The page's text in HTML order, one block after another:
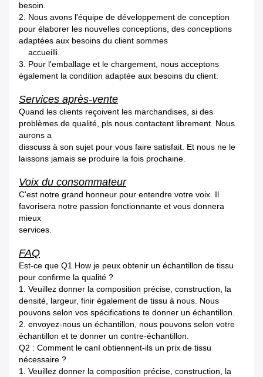
besoin.
2. Nous avons l'équipe de développement de conception
pour élaborer les nouvelles conceptions, des conceptions
adaptées aux besoins du client sommes
accueilli.
3. Pour l'emballage et le chargement, nous acceptons
également la condition adaptée aux besoins du client.
Services après-vente
Quand les clients reçoivent les marchandises, si des
problèmes de qualité, pls nous contactent librement. Nous
aurons a
disscuss à son sujet pour vous faire satisfait. Et nous ne le
laissons jamais se produire la fois prochaine.
Voix du consommateur
C'est notre grand honneur pour entendre votre voix. Il
favorisera notre passion fonctionnante et vous donnera
mieux
services.
FAQ
Est-ce que Q1.How je peux obtenir un échantillon de tissu
pour confirme la qualité ?
1. Veuillez donner la composition précise, construction, la
densité, largeur, finir également de tissu à nous. Nous
pouvons selon vos spécifications te donner un échantillon.
2. envoyez-nous un échantillon, nous pouvons selon votre
échantillon et te donner un contre-échantillon.
Q2 : Comment le canI obtiennent-ils un prix de tissu
nécessaire ?
1. Veuillez donner la composition précise, construction, la